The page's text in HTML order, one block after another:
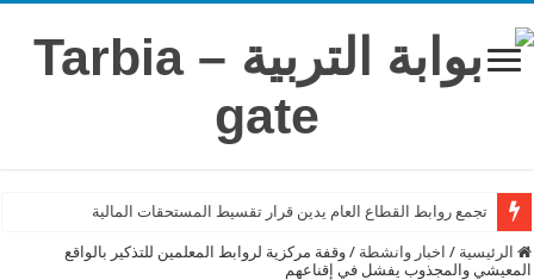
تجمع روابط القطاع العام يدين قرار تقسيط المستحقات المالية
الرئيسية / اخبار وانشطة / وقفة مركزية لروابط المعلمين للتذكير بالواقع
المعيشي والمجذوب يفشل في إقناعهم